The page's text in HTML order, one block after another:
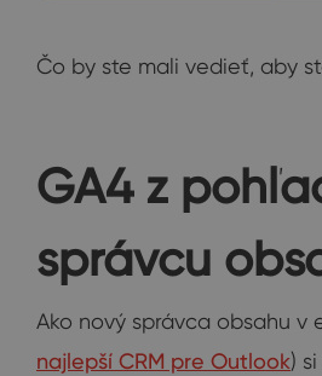
Čo by ste mali vedieť, aby
GA4 z
správcu
Ako nový správca obsahu v
najlepší CRM pre Outlook)